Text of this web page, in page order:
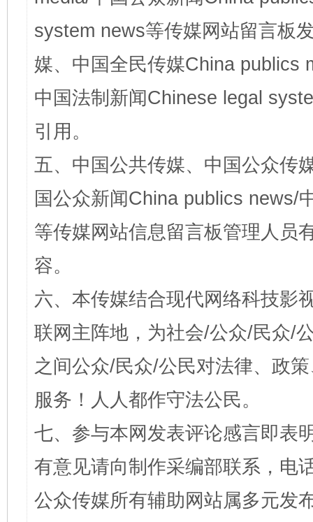
system news等传媒网站留言板
媒、中国全民传媒China publics
中国法制新闻Chinese legal
引用。
五、中国公共传媒、中国公众传
国公众新闻China publics news/
等传媒网站信息留言板管理人员
容。
六、本传媒结合现代网络科技影
联网主阵地，为社会/公众/民众/
之间公众/民众/公民对法律、政
服务！人人都作守法公民。
七、参与本网发表评论感言即表
有意见请向制作采编部联系，电
公众传媒所有辅助网站属多元发